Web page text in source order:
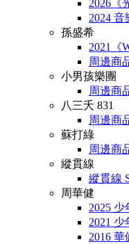
2026《
2024
孫盛希
2021《
周邊商
小男孩樂團
周邊商
八三夭 831
周邊商
蘇打綠
周邊商
縱貫線
縱貫線
周華健
2025
2021
2016